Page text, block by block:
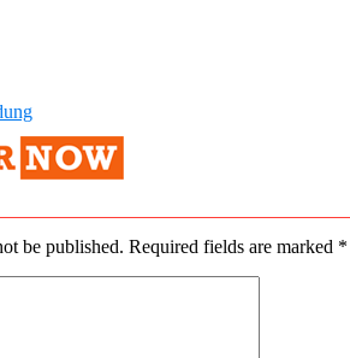
be published. Required fields are marked *